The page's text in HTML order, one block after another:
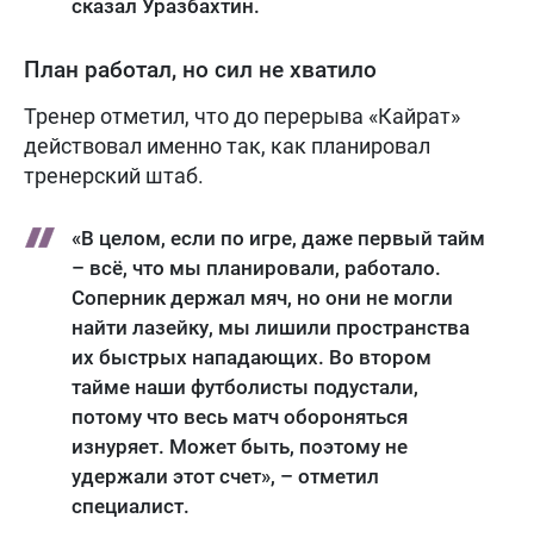
сказал Уразбахтин.
План работал, но сил не хватило
Тренер отметил, что до перерыва «Кайрат»
действовал именно так, как планировал
тренерский штаб.
«В целом, если по игре, даже первый тайм
– всё, что мы планировали, работало.
Соперник держал мяч, но они не могли
найти лазейку, мы лишили пространства
их быстрых нападающих. Во втором
тайме наши футболисты подустали,
потому что весь матч обороняться
изнуряет. Может быть, поэтому не
удержали этот счет», – отметил
специалист.